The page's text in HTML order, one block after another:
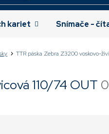
kariet Snímače -
TTR páska Zebra Z3200 voskovo-
110/74 OUT